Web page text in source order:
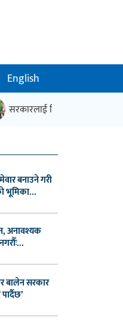
English
सरकारलाई जिम्मेवार बनाउने गरी
बनाउने गरी
भूमिका...
अनावश्यक
बालेन सरकार